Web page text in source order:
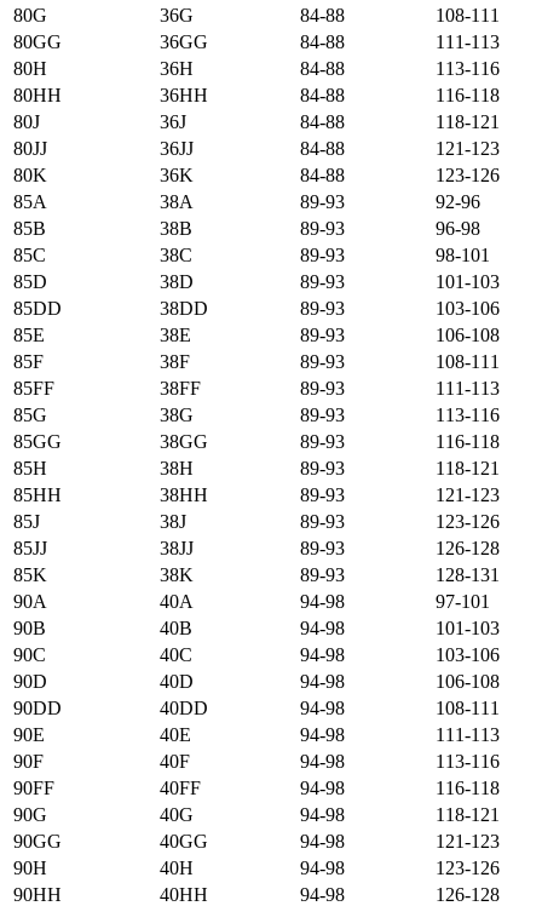
80G
36G 84-88
108-111
80GG
36GG 84-88
111-113
80H
36H 84-88
113-116
80HH
36HH 84-88
116-118
80J
36J 84-88
118-121
80JJ
36JJ 84-88
121-123
80K
36K 84-88
123-126
85А
38А 89-93
92-96
85B
38B 89-93
96-98
85C
38C 89-93
98-101
85D
38D 89-93
101-103
85DD
38DD 89-93
103-106
85E
38E 89-93
106-108
85F
38F 89-93
108-111
85FF
38FF 89-93
111-113
85G
38G 89-93
113-116
85GG
38GG 89-93
116-118
85H
38H 89-93
118-121
85HH
38HH 89-93
121-123
85J
38J 89-93
123-126
85JJ
38JJ 89-93
126-128
85K
38K 89-93
128-131
90А
40А 94-98
97-101
90B
40B 94-98
101-103
90C
40C 94-98
103-106
90D
40D 94-98
106-108
90DD
40DD 94-98
108-111
90E
40E 94-98
111-113
90F
40F 94-98
113-116
90FF
40FF 94-98
116-118
90G
40G 94-98
118-121
90GG
40GG 94-98
121-123
90H
40H 94-98
123-126
90HH
40HH 94-98
126-128